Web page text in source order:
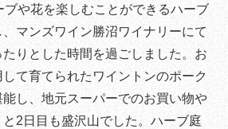
ブや花を楽しむことができるハーブ
マンズワイン勝沼ワイナリーにて
りとした時間を過ごしました。お
て育てられたワイントンのポーク
し、地元スーパーでのお買い物や
2日目も盛沢山でした。ハーブ庭